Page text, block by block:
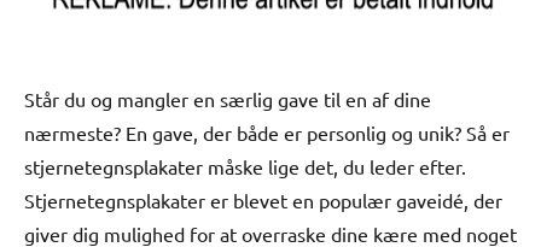
Står du og mangler en særlig gave til en af dine
nærmeste? En gave, der både er personlig og unik? Så er
stjernetegnsplakater måske lige det, du leder efter.
Stjernetegnsplakater er blevet en populær gaveidé, der
giver dig mulighed for at overraske dine kære med noget